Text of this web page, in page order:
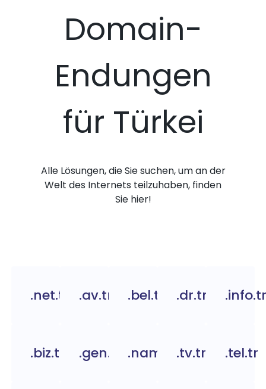
Domain-
Endungen
für Türkei
Alle Lösungen, die Sie suchen, um an der
Welt des Internets teilzuhaben, finden
Sie hier!
.net.tr .av.tr .bel.tr .dr.tr .info.tr
.biz.tr .gen.tr .name.tr.tv.tr .tel.tr